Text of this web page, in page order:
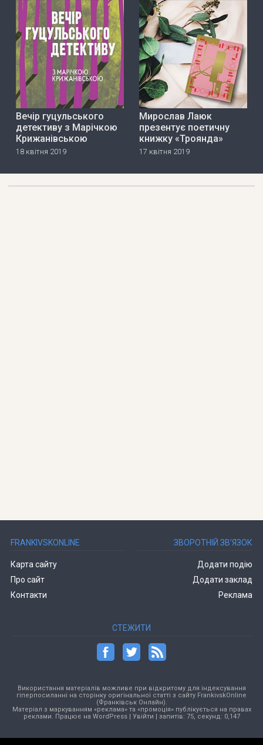
Вечір гуцульського
детективу з Марічкою
Крижанівською
18 квітня 2019
Мирослав Лаюк
презентує поетичну
книжку «Троянда»
17 квітня 2019
FRANKIVSKONLINE
Карта сайту
Про сайт
Контакти
ЗВОРОТНІЙ ЗВ’ЯЗОК
Додати подію
Додати заклад
Реклама
СТЕЖИТИ
Використання матеріалів можливе при відкритому для індексування
гіперпосиланні на сторінку оригінальної статті з сайту FrankivskOnline
(Франківськ Онлайн).
Матеріал з маркуванням «реклама» та «промоція» публікується на правах
реклами. Працює на WordPress| Увійти | запитів: 75, секунд: 0,147